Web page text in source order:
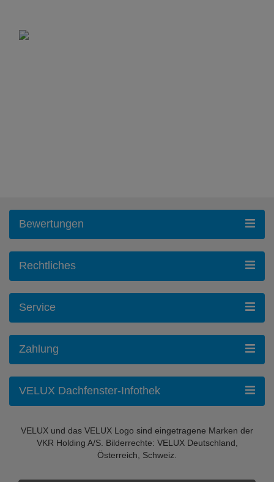
Bewertungen
Rechtliches
Service
Zahlung
VELUX Dachfenster-Infothek
VELUX und das VELUX Logo sind eingetragene Marken der
VKR Holding A/S. Bilderrechte: VELUX Deutschland,
Österreich, Schweiz.